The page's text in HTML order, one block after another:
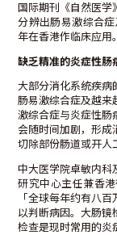
国际期刊《自然医学
分辨出肠易激综合
年在香港作临床应用。
缺乏精准的炎症性肠
大部分消化系统疾病
肠易激综合症及越来
激综合症与炎症性肠
会随时间加剧，形成
切除部份肠道或开人
中大医学院卓敏内科
研究中心主任兼香
「全球每年约有八
以判断病因。大肠镜
检查是现时常用的炎